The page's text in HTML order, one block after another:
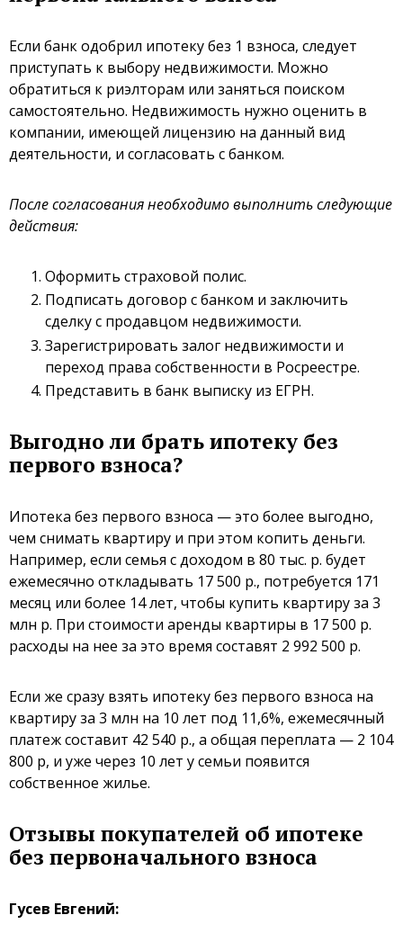
Если банк одобрил ипотеку без 1 взноса, следует
приступать к выбору недвижимости. Можно
обратиться к риэлторам или заняться поиском
самостоятельно. Недвижимость нужно оценить в
компании, имеющей лицензию на данный вид
деятельности, и согласовать с банком.
После согласования необходимо выполнить следующие
действия:
Оформить страховой полис.
Подписать договор с банком и заключить
сделку с продавцом недвижимости.
Зарегистрировать залог недвижимости и
переход права собственности в Росреестре.
Представить в банк выписку из ЕГРН.
Выгодно ли брать ипотеку без
первого взноса?
Ипотека без первого взноса — это более выгодно,
чем снимать квартиру и при этом копить деньги.
Например, если семья с доходом в 80 тыс. р. будет
ежемесячно откладывать 17 500 р., потребуется 171
месяц или более 14 лет, чтобы купить квартиру за 3
млн р. При стоимости аренды квартиры в 17 500 р.
расходы на нее за это время составят 2 992 500 р.
Если же сразу взять ипотеку без первого взноса на
квартиру за 3 млн на 10 лет под 11,6%, ежемесячный
платеж составит 42 540 р., а общая переплата — 2 104
800 р, и уже через 10 лет у семьи появится
собственное жилье.
Отзывы покупателей об ипотеке
без первоначального взноса
Гусев Евгений: